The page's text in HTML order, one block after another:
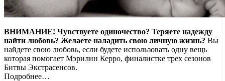
ВНИМАНИЕ! Чувствуете одиночество? Теряете надежду
найти любовь? Желаете наладить свою личную жизнь? Вы
найдете свою любовь, если будете использовать одну вещь
которая помогает Мэрилин Керро, финалистке трех сезонов
Битвы Экстрасенсов.
Подробнее…